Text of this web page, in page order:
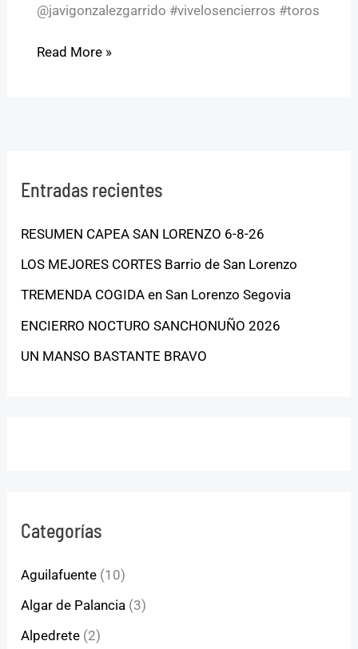
@javigonzalezgarrido #vivelosencierros #toros
Read More »
Entradas recientes
RESUMEN CAPEA SAN LORENZO 6-8-26
LOS MEJORES CORTES Barrio de San Lorenzo
TREMENDA COGIDA en San Lorenzo Segovia
ENCIERRO NOCTURO SANCHONUÑO 2026
UN MANSO BASTANTE BRAVO
Categorías
Aguilafuente (10)
Algar de Palancia (3)
Alpedrete (2)